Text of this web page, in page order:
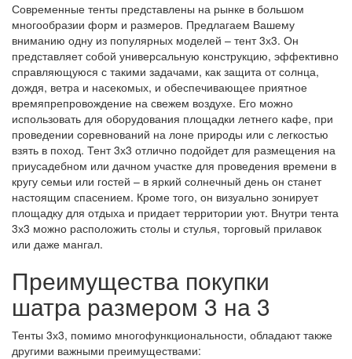
Современные тенты представлены на рынке в большом
многообразии форм и размеров. Предлагаем Вашему
вниманию одну из популярных моделей – тент 3х3. Он
представляет собой универсальную конструкцию, эффективно
справляющуюся с такими задачами, как защита от солнца,
дождя, ветра и насекомых, и обеспечивающее приятное
времяпрепровождение на свежем воздухе. Его можно
использовать для оборудования площадки летнего кафе, при
проведении соревнований на лоне природы или с легкостью
взять в поход. Тент 3х3 отлично подойдет для размещения на
приусадебном или дачном участке для проведения времени в
кругу семьи или гостей – в яркий солнечный день он станет
настоящим спасением. Кроме того, он визуально зонирует
площадку для отдыха и придает территории уют. Внутри тента
3х3 можно расположить столы и стулья, торговый прилавок
или даже мангал.
Преимущества покупки
шатра размером 3 на 3
Тенты 3х3, помимо многофункциональности, обладают также
другими важными преимуществами: